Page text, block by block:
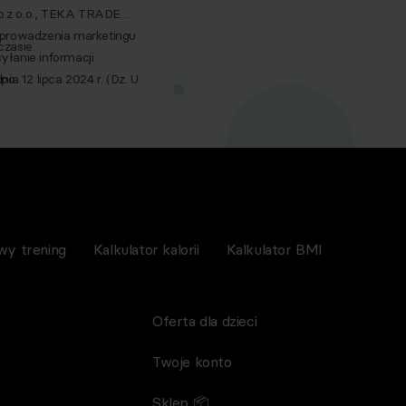
o.o., TEKA TRADE
marketingu
informacji
12 lipca 2024 r. (Dz. U.
trening Kalkulator kalorii Kalkulator BMI
Oferta dla dzieci
Twoje konto
Sklep 📦